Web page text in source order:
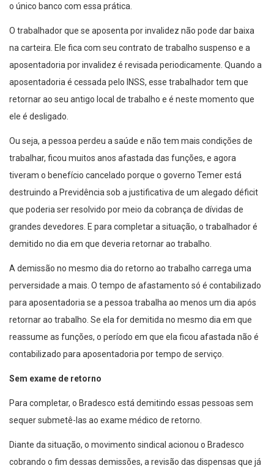
o único banco com essa prática.
O trabalhador que se aposenta por invalidez não pode dar baixa
na carteira. Ele fica com seu contrato de trabalho suspenso e a
aposentadoria por invalidez é revisada periodicamente. Quando a
aposentadoria é cessada pelo INSS, esse trabalhador tem que
retornar ao seu antigo local de trabalho e é neste momento que
ele é desligado.
Ou seja, a pessoa perdeu a saúde e não tem mais condições de
trabalhar, ficou muitos anos afastada das funções, e agora
tiveram o benefício cancelado porque o governo Temer está
destruindo a Previdência sob a justificativa de um alegado déficit
que poderia ser resolvido por meio da cobrança de dívidas de
grandes devedores. E para completar a situação, o trabalhador é
demitido no dia em que deveria retornar ao trabalho.
A demissão no mesmo dia do retorno ao trabalho carrega uma
perversidade a mais. O tempo de afastamento só é contabilizado
para aposentadoria se a pessoa trabalha ao menos um dia após
retornar ao trabalho. Se ela for demitida no mesmo dia em que
reassume as funções, o período em que ela ficou afastada não é
contabilizado para aposentadoria por tempo de serviço.
Sem exame de retorno
Para completar, o Bradesco está demitindo essas pessoas sem
sequer submetê-las ao exame médico de retorno.
Diante da situação, o movimento sindical acionou o Bradesco
cobrando o fim dessas demissões, a revisão das dispensas que já